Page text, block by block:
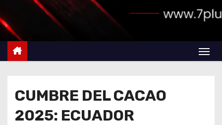
CUMBRE DEL CACAO
2025: ECUADOR